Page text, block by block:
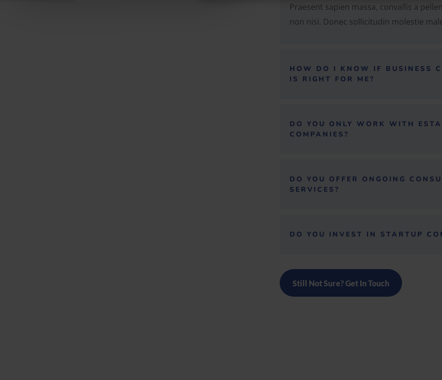
Praesent sapien massa, convallis a
non nisi. Donec sollicitudin molestie
HOW DO I KNOW IF BUSINESS
IS RIGHT FOR ME?
DO YOU ONLY WORK WITH
COMPANIES?
DO YOU OFFER ONGOING
SERVICES?
DO YOU INVEST IN STARTUP
Still Not Sure? Get In Touch